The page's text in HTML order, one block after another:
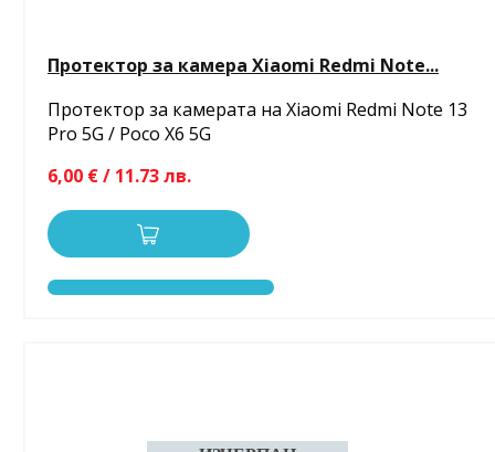
Протектор за камера Xiaomi Redmi Note...
Протектор за камерата на Xiaomi Redmi Note 13
Pro 5G / Poco X6 5G
6,00 € / 11.73 лв.